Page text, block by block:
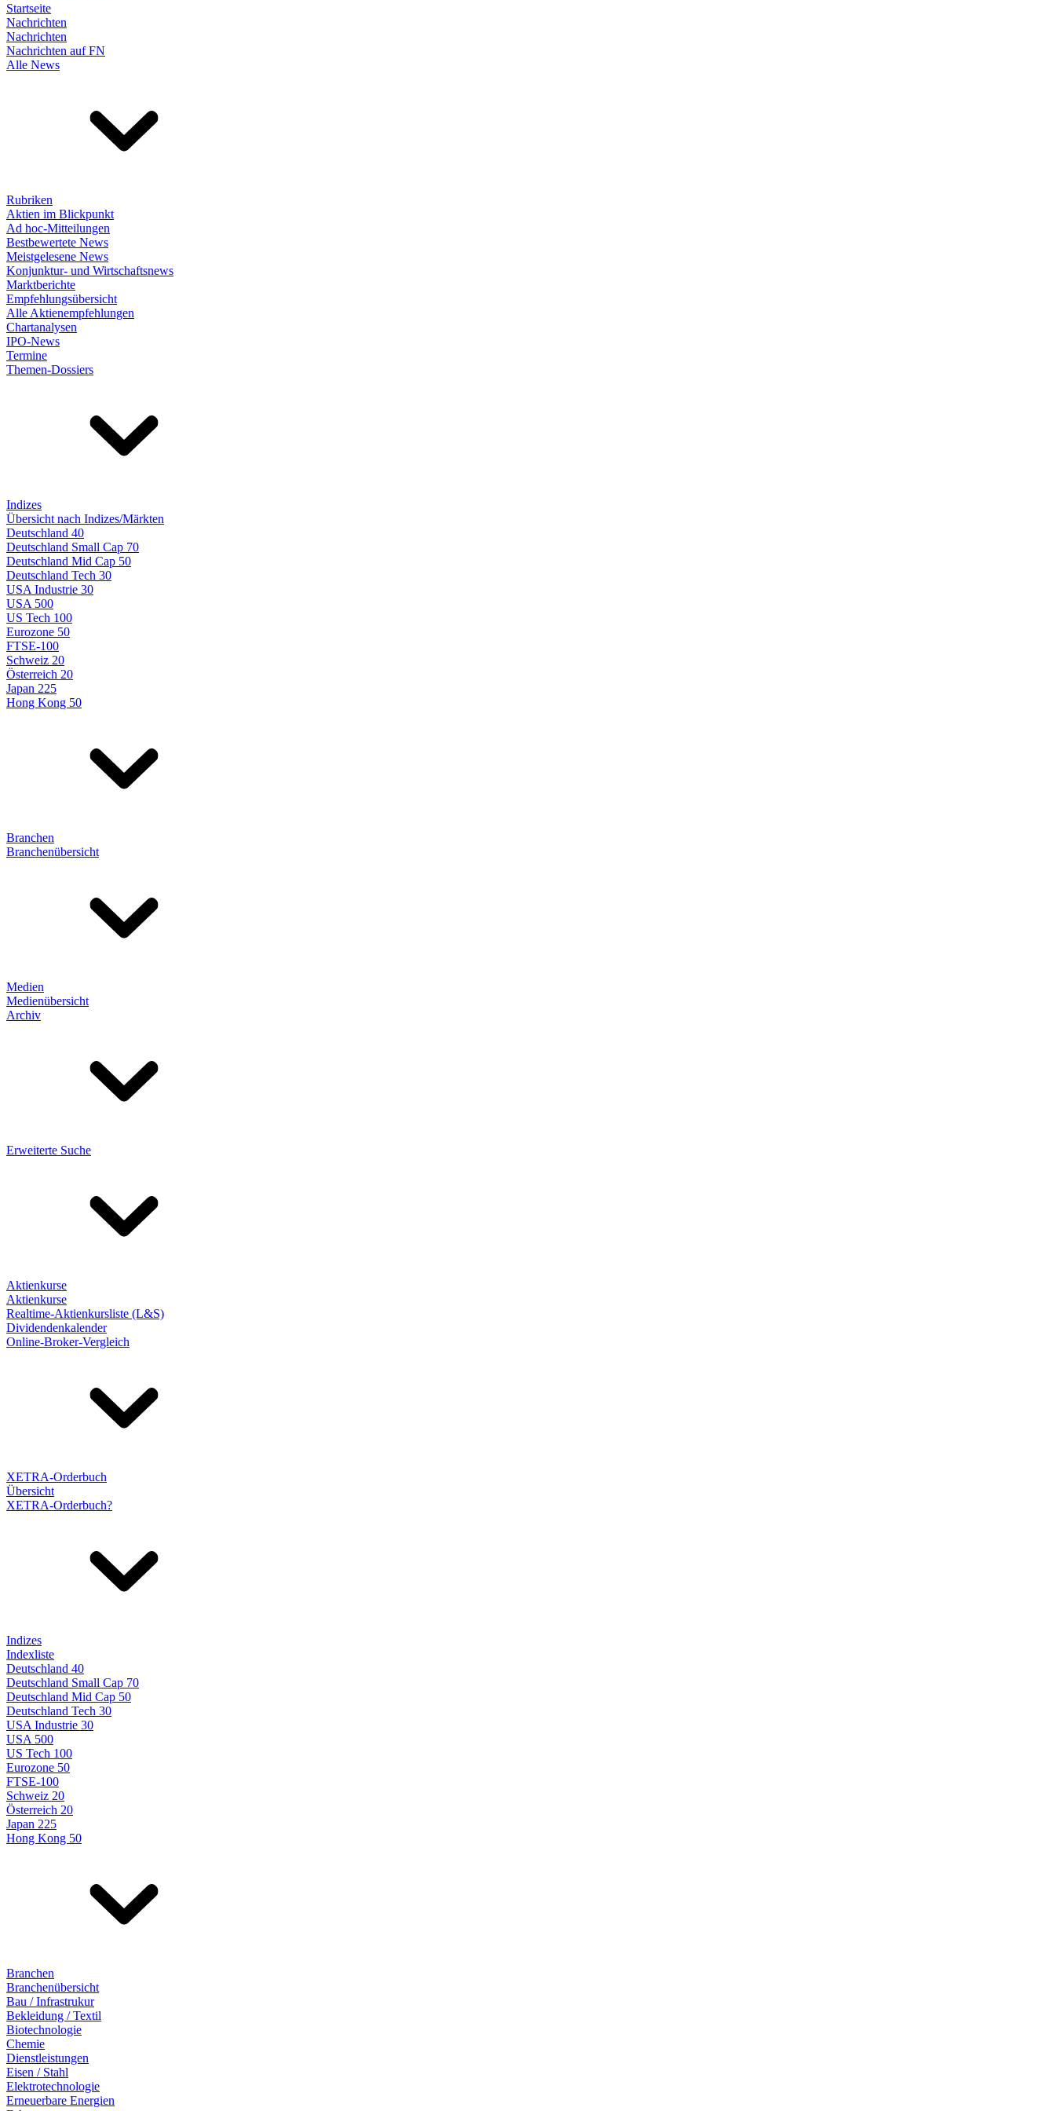
Startseite
Nachrichten
Nachrichten
Nachrichten auf FN
Alle News
Rubriken
Aktien im Blickpunkt
Ad hoc-Mitteilungen
Bestbewertete News
Meistgelesene News
Konjunktur- und Wirtschaftsnews
Marktberichte
Empfehlungsübersicht
Alle Aktienempfehlungen
Chartanalysen
IPO-News
Termine
Themen-Dossiers
Indizes
Übersicht nach Indizes/Märkten
Deutschland 40
Deutschland Small Cap 70
Deutschland Mid Cap 50
Deutschland Tech 30
USA Industrie 30
USA 500
US Tech 100
Eurozone 50
FTSE-100
Schweiz 20
Österreich 20
Japan 225
Hong Kong 50
Branchen
Branchenübersicht
Medien
Medienübersicht
Archiv
Erweiterte Suche
Aktienkurse
Aktienkurse
Realtime-Aktienkursliste (L&S)
Dividendenkalender
Online-Broker-Vergleich
XETRA-Orderbuch
Übersicht
XETRA-Orderbuch?
Indizes
Indexliste
Deutschland 40
Deutschland Small Cap 70
Deutschland Mid Cap 50
Deutschland Tech 30
USA Industrie 30
USA 500
US Tech 100
Eurozone 50
FTSE-100
Schweiz 20
Österreich 20
Japan 225
Hong Kong 50
Branchen
Branchenübersicht
Bau / Infrastrukur
Bekleidung / Textil
Biotechnologie
Chemie
Dienstleistungen
Eisen / Stahl
Elektrotechnologie
Erneuerbare Energien